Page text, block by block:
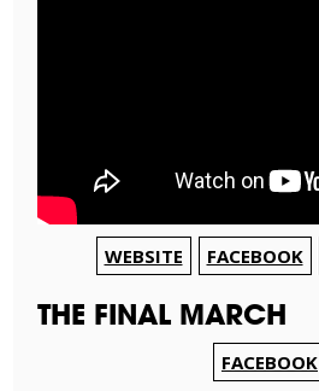
WEBSITE FACEBOOK
THE FINAL MARCH
FACEBOOK